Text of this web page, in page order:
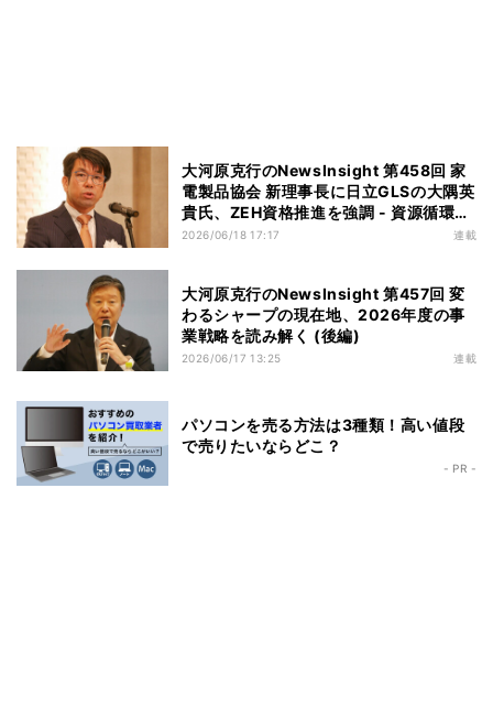
大河原克行のNewsInsight 第458回 家
電製品協会 新理事長に日立GLSの大隅英
貴氏、ZEH資格推進を強調 - 資源循環施
策やナフサ対応も確認
2026/06/18 17:17 連載
大河原克行のNewsInsight 第457回 変
わるシャープの現在地、2026年度の事
業戦略を読み解く (後編)
2026/06/17 13:25 連載
パソコンを売る方法は3種類！高い値段
で売りたいならどこ？
- PR -